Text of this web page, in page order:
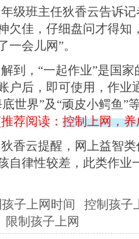
班主任狄香云告诉记
欠佳，仔细盘问才得知
一会儿网”。
，“一起作业”是国家
户后，即可使用，作业
世界”及“顽皮小鳄鱼”
推荐阅读： 控制上网，
云提醒，网上益智类
自律性较差，此类作业
子上网时间
控制孩子
限制孩子上网